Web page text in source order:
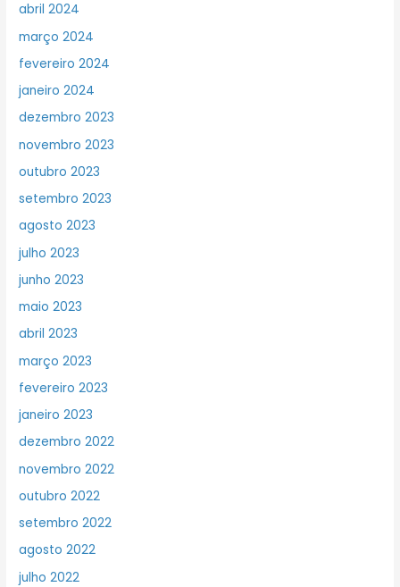
abril 2024
março 2024
fevereiro 2024
janeiro 2024
dezembro 2023
novembro 2023
outubro 2023
setembro 2023
agosto 2023
julho 2023
junho 2023
maio 2023
abril 2023
março 2023
fevereiro 2023
janeiro 2023
dezembro 2022
novembro 2022
outubro 2022
setembro 2022
agosto 2022
julho 2022